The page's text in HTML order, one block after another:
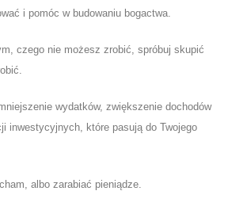
i pomóc w budowaniu bogactwa.
czego nie możesz zrobić, spróbuj skupić
wydatków, zwiększenie dochodów
inwestycyjnych, które pasują do Twojego
albo zarabiać pieniądze.